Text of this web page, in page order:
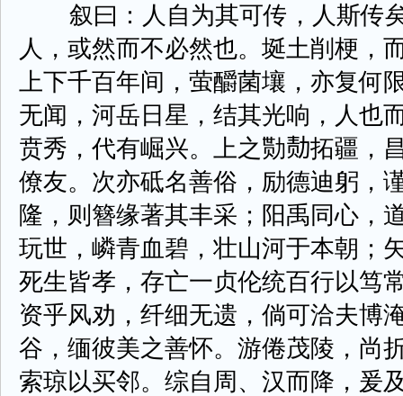
叙曰：人自为其可传，人斯传
人，或然而不必然也。埏土削梗，
上下千百年间，萤釂菌壤，亦复何
无闻，河岳日星，结其光响，人也
贲秀，代有崛兴。上之勚𪟝拓疆，
僚友。次亦砥名善俗，励德迪躬，
隆，则簪缘著其丰采；阳禹同心，
玩世，嶙青血碧，壮山河于本朝；
死生皆孝，存亡一贞伦统百行以笃
资乎风劝，纤细无遗，倘可洽夫博
谷，缅彼美之善怀。游倦茂陵，尚
索琼以买邻。综自周、汉而降，爰